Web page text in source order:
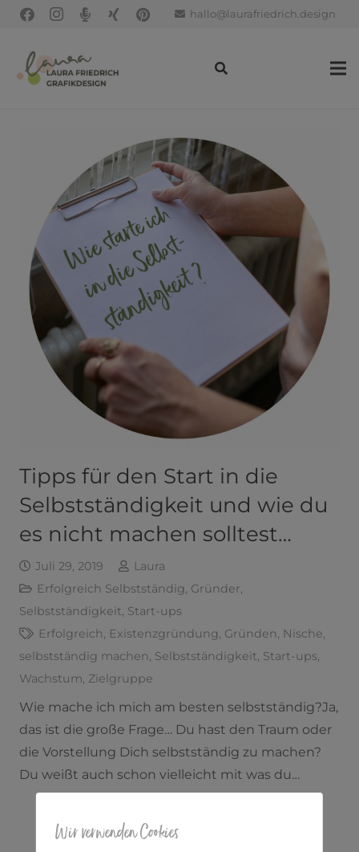
hallo@laurafriedrich.design
Tipps für den Start in die
Selbstständigkeit und wie du
es nicht machen solltest…
Juli 29, 2019
Laura
Erfolgreich Selbstständig, Gründer,
Selbstständigkeit, Start-ups
Erfolgreich, Existenzgründung, Gründen, Nische,
selbstständig machen, Selbstständigkeit, Start-ups,
Wachstum, Zielgruppe
Wie mache ich mich am besten selbstständig?Ja,
das ist die große Frage… Du hast den Traum oder
die Vorstellung Dich selbstständig zu machen?
Du weißt auch schon vielleicht mit was du…
Wir verwenden Cookies